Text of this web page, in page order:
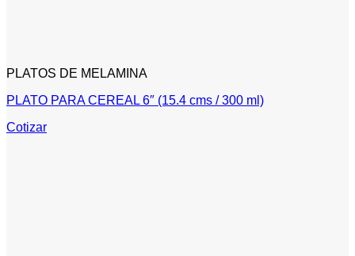
PLATOS DE MELAMINA
PLATO PARA CEREAL 6″ (15.4 cms / 300 ml)
Cotizar